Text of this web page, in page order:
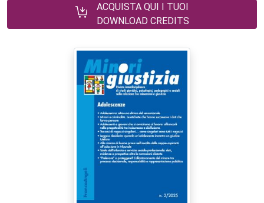
ACQUISTA QUI I TUOI
DOWNLOAD CREDITS